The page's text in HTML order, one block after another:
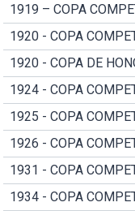
1919 – COPA
1920 - COPA
1920 - COPA DE
1924 - COPA
1925 - COPA
1926 - COPA
1931 - COPA
1934 - COPA